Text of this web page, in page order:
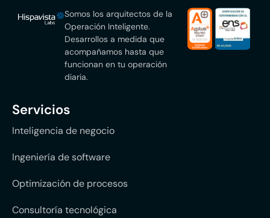
Somos los arquitectos de la
Operación Inteligente.
Desarrollos a medida que
acompañamos hasta que
funcionan en tu operación
diaria.
Servicios
Inteligencia de negocio
Ingeniería de software
Optimización de procesos
Consultoría tecnológica